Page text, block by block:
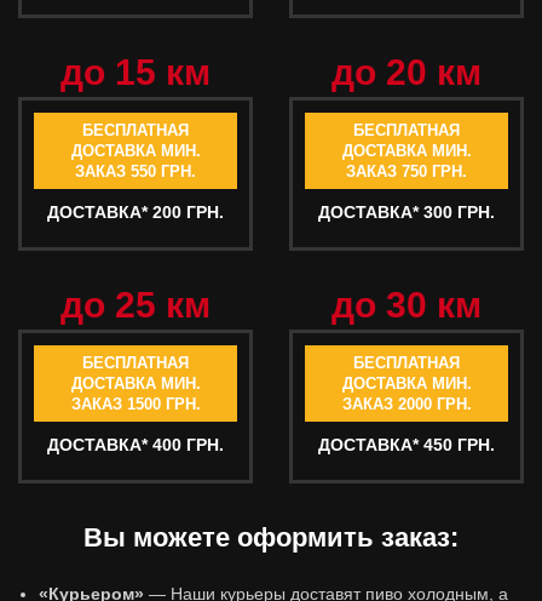
до 15 км
БЕСПЛАТНАЯ
ДОСТАВКА МИН.
ЗАКАЗ 550 ГРН.
ДОСТАВКА* 200 ГРН.
до 20 км
БЕСПЛАТНАЯ
ДОСТАВКА МИН.
ЗАКАЗ 750 ГРН.
ДОСТАВКА* 300 ГРН.
до 25 км
БЕСПЛАТНАЯ
ДОСТАВКА МИН.
ЗАКАЗ 1500 ГРН.
ДОСТАВКА* 400 ГРН.
до 30 км
БЕСПЛАТНАЯ
ДОСТАВКА МИН.
ЗАКАЗ 2000 ГРН.
ДОСТАВКА* 450 ГРН.
Вы можете оформить заказ:
«Курьером» — Наши курьеры доставят пиво холодным, а